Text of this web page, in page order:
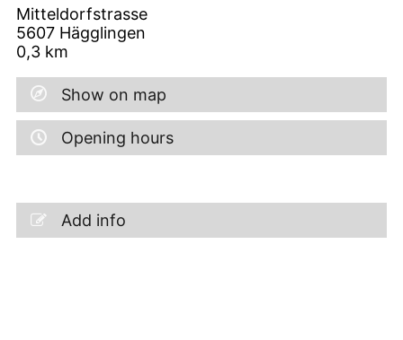
Mitteldorfstrasse
5607 Hägglingen
0,3 km
Show on map
Opening hours
Add info